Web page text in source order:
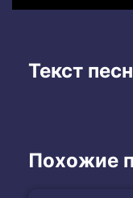
Текст
Похожие